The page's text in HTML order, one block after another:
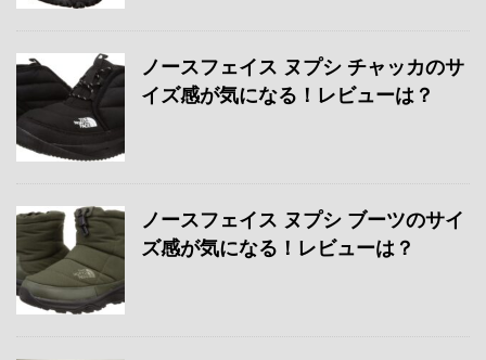
ノースフェイス ヌプシ チャッカのサ
イズ感が気になる！レビューは？
ノースフェイス ヌプシ ブーツのサイ
ズ感が気になる！レビューは？